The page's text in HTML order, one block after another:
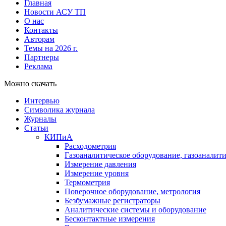
Главная
Новости АСУ ТП
О нас
Контакты
Авторам
Темы на 2026 г.
Партнеры
Реклама
Можно скачать
Интервью
Символика журнала
Журналы
Статьи
КИПиА
Расходометрия
Газоаналитическое оборудование,
Измерение давления
Измерение уровня
Термометрия
Поверочное оборудование, метрология
Безбумажные регистраторы
Аналитические системы и оборудование
Бесконтактные измерения